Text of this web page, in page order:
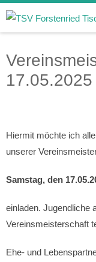
17.05.2025
Hiermit möchte ich
unserer
Samstag, den
einladen. Jugendliche
Vereinsmeisterschaft
Ehe- und